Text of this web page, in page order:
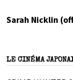
Sarah Nicklin
LE CINÉMA